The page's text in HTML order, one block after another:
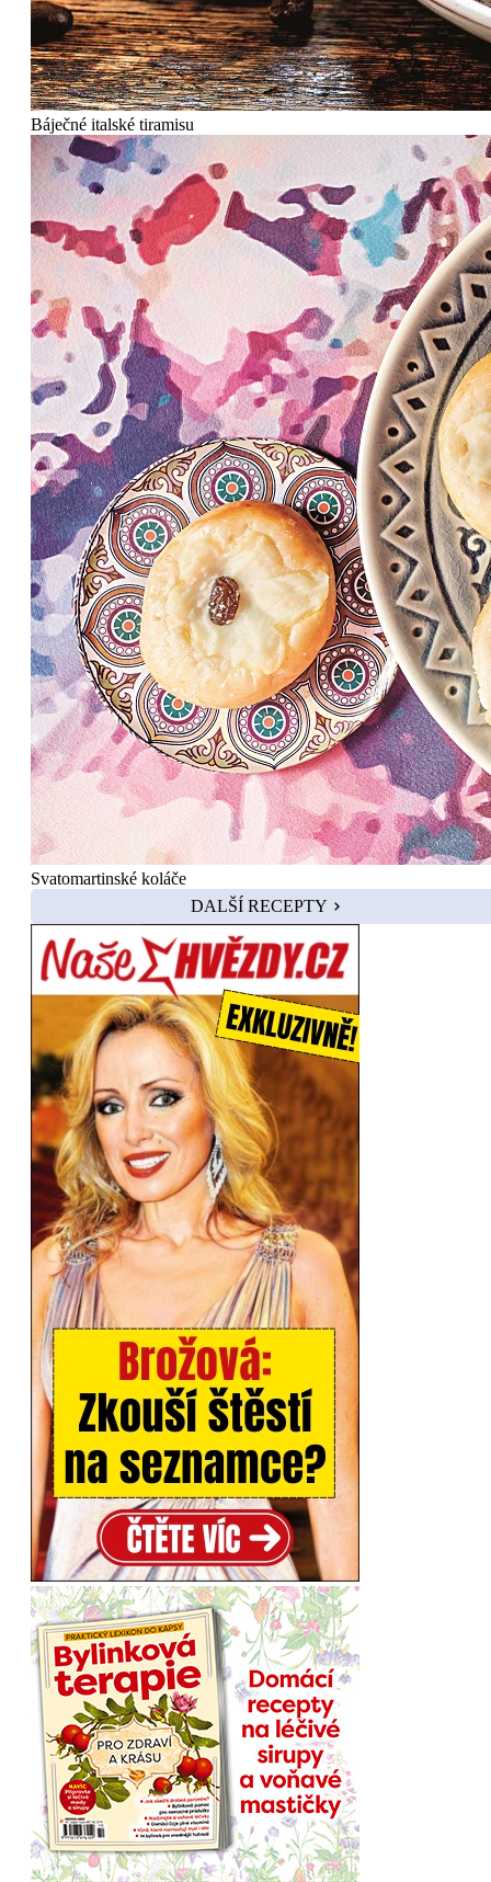
Báječné italské tiramisu
Svatomartinské koláče
DALŠÍ RECEPTY